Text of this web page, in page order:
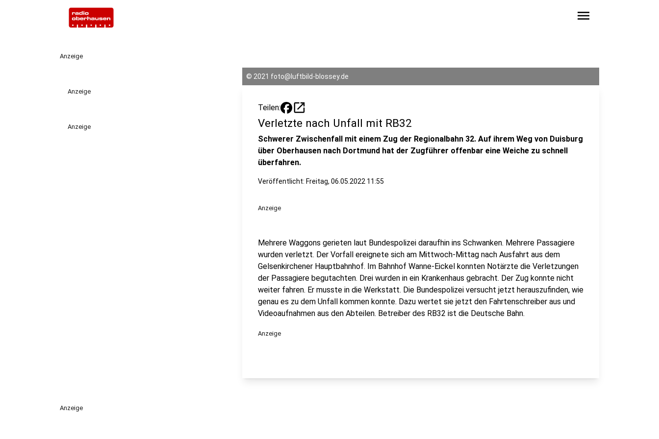
menu
Anzeige
Anzeige
Anzeige
© 2021 foto@luftbild-blossey.de
Teilen: open_in_new
Verletzte nach Unfall mit RB32
Schwerer Zwischenfall mit einem Zug der Regionalbahn 32. Auf ihrem Weg von Duisburg
über Oberhausen nach Dortmund hat der Zugführer offenbar eine Weiche zu schnell
überfahren.
Veröffentlicht: Freitag, 06.05.2022 11:55
Anzeige
Mehrere Waggons gerieten laut Bundespolizei daraufhin ins Schwanken. Mehrere Passagiere
wurden verletzt. Der Vorfall ereignete sich am Mittwoch-Mittag nach Ausfahrt aus dem
Gelsenkirchener Hauptbahnhof. Im Bahnhof Wanne-Eickel konnten Notärzte die Verletzungen
der Passagiere begutachten. Drei wurden in ein Krankenhaus gebracht. Der Zug konnte nicht
weiter fahren. Er musste in die Werkstatt. Die Bundespolizei versucht jetzt herauszufinden, wie
genau es zu dem Unfall kommen konnte. Dazu wertet sie jetzt den Fahrtenschreiber aus und
Videoaufnahmen aus den Abteilen. Betreiber des RB32 ist die Deutsche Bahn.
Anzeige
Anzeige